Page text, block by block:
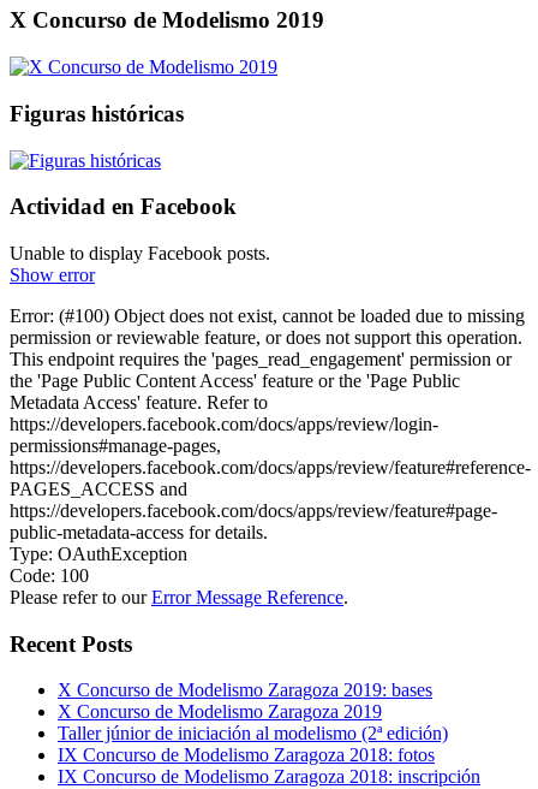
X Concurso de Modelismo 2019
Figuras históricas
Actividad en Facebook
Unable to display Facebook posts.
Show error
Error: (#100) Object does not exist, cannot be loaded due to missing
permission or reviewable feature, or does not support this operation.
This endpoint requires the 'pages_read_engagement' permission or
the 'Page Public Content Access' feature or the 'Page Public
Metadata Access' feature. Refer to
https://developers.facebook.com/docs/apps/review/login-
permissions#manage-pages,
https://developers.facebook.com/docs/apps/review/feature#reference-
PAGES_ACCESS and
https://developers.facebook.com/docs/apps/review/feature#page-
public-metadata-access for details.
Type: OAuthException
Code: 100
Please refer to ourError Message Reference.
Recent Posts
X Concurso de Modelismo Zaragoza 2019: bases
X Concurso de Modelismo Zaragoza 2019
Taller júnior de iniciación al modelismo (2ª edición)
IX Concurso de Modelismo Zaragoza 2018: fotos
IX Concurso de Modelismo Zaragoza 2018: inscripción